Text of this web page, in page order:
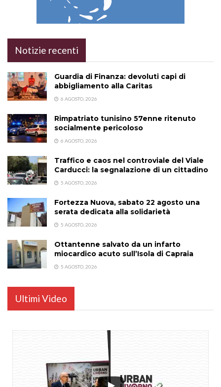
Notizie recenti
Guardia di Finanza: devoluti capi di
abbigliamento alla Caritas
6 AGOSTO, 2026
Rimpatriato tunisino 57enne ritenuto
socialmente pericoloso
6 AGOSTO, 2026
Traffico e caos nel controviale del Viale
Carducci: la segnalazione di un cittadino
5 AGOSTO, 2026
Fortezza Nuova, sabato 22 agosto una
serata dedicata alla solidarietà
5 AGOSTO, 2026
Ottantenne salvato da un infarto
miocardico acuto sull’Isola di Capraia
5 AGOSTO, 2026
Ultimi Video